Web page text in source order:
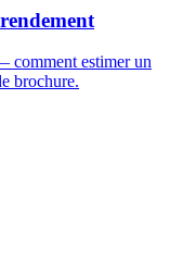
comment estimer un
brochure.